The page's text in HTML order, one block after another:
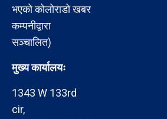
भएको कोलोराडो खबर
कम्पनीद्वारा
सञ्चालित)
मुख्य कार्यालयः
1343 W 133rd
cir,